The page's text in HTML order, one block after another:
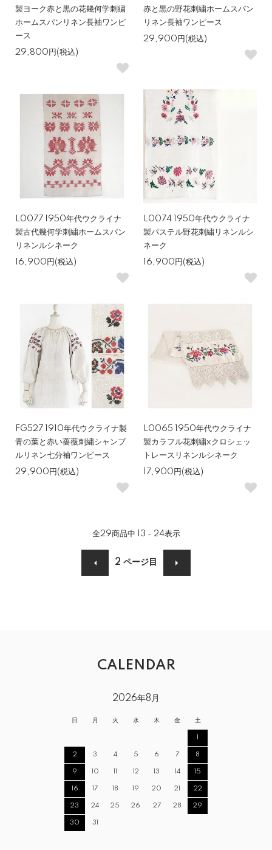
製ヨーク赤と黒の花幾何学刺繍
ホームスパンリネン長袖ワンピ
ース
29,800円(税込)
赤と黒の野花刺繍ホームスパン
リネン長袖ワンピース
29,900円(税込)
L0077 1950年代ウクライナ
製古代幾何学刺繍ホームスパン
リネンルシネーク
16,900円(税込)
L0074 1950年代ウクライナ
製パステル野花刺繍リネンルシ
ネーク
16,900円(税込)
FG527 1910年代ウクライナ製
青の葉と赤い薔薇刺繍シャンブ
ルリネン七分袖ワンピース
29,900円(税込)
L0065 1950年代ウクライナ
製カラフル花刺繍xクロシェッ
トレースリネンルシネーク
17,900円(税込)
全29商品中 13 - 24表示
2 ページ目
CALENDAR
2026年8月
日 月 火 水 木 金 土
1
2 3 4 5 6 7 8
9 10 11 12 13 14 15
16 17 18 19 20 21 22
23 24 25 26 27 28 29
30 31